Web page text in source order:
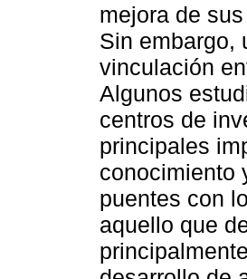
mejora de
Sin embargo,
vinculación
Algunos
centros de
principales
conocimiento
puentes con
aquello que